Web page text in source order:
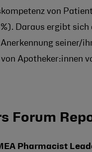
von
Daraus ergibt sich
seiner/
Apotheker:innen
Forum
Pharmacist